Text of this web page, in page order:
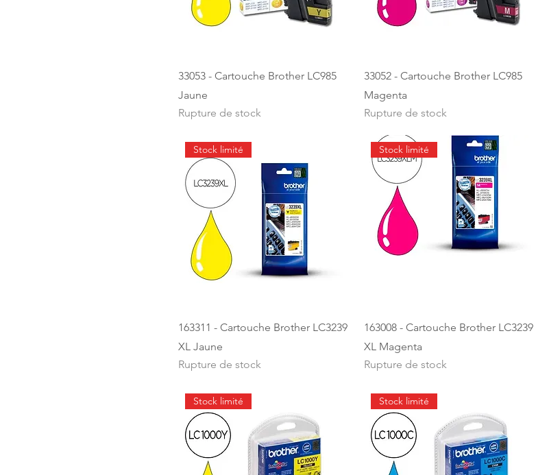
33053 - Cartouche Brother LC985
Jaune
Rupture de stock
33052 - Cartouche Brother LC985
Magenta
Rupture de stock
Stock limité
163311 - Cartouche Brother LC3239
XL Jaune
Rupture de stock
Stock limité
163008 - Cartouche Brother LC3239
XL Magenta
Rupture de stock
Stock limité Stock limité